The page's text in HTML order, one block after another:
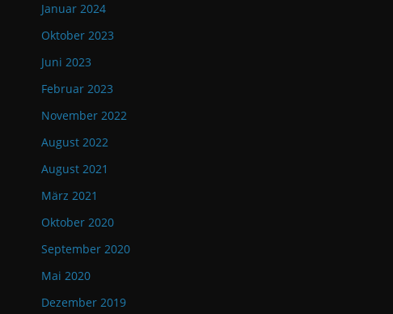
Januar 2024
Oktober 2023
Juni 2023
Februar 2023
November 2022
August 2022
August 2021
März 2021
Oktober 2020
September 2020
Mai 2020
Dezember 2019